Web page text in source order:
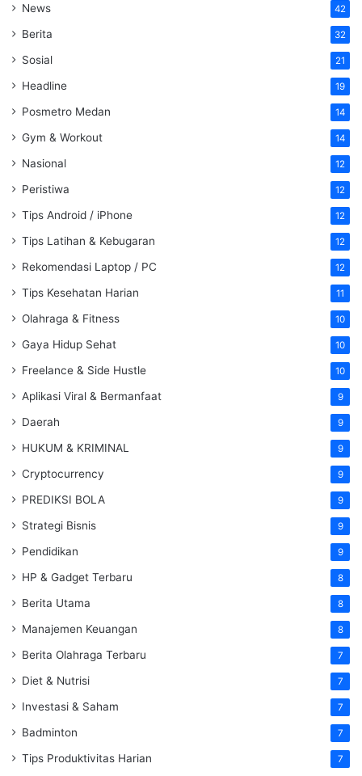
News 42
Berita 32
Sosial 21
Headline 19
Posmetro Medan 14
Gym & Workout 14
Nasional 12
Peristiwa 12
Tips Android / iPhone 12
Tips Latihan & Kebugaran 12
Rekomendasi Laptop / PC 12
Tips Kesehatan Harian 11
Olahraga & Fitness 10
Gaya Hidup Sehat 10
Freelance & Side Hustle 10
Aplikasi Viral & Bermanfaat 9
Daerah 9
HUKUM & KRIMINAL 9
Cryptocurrency 9
PREDIKSI BOLA 9
Strategi Bisnis 9
Pendidikan 9
HP & Gadget Terbaru 8
Berita Utama 8
Manajemen Keuangan 8
Berita Olahraga Terbaru 7
Diet & Nutrisi 7
Investasi & Saham 7
Badminton 7
Tips Produktivitas Harian 7